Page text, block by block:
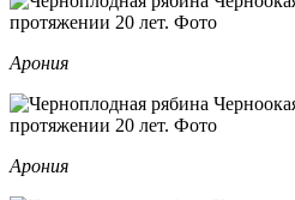
Арония
Арония